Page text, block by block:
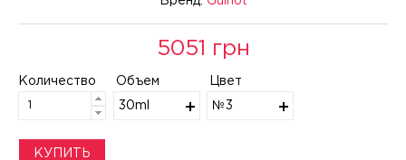
5051 грн
Количество Объем
30ml
Цвет
№3
КУПИТЬ